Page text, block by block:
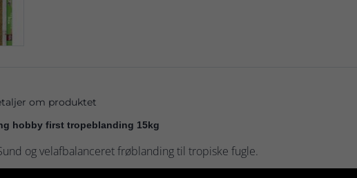
om produktet
hobby first tropeblanding 15kg
og velafbalanceret frøblanding til tropiske fugle.